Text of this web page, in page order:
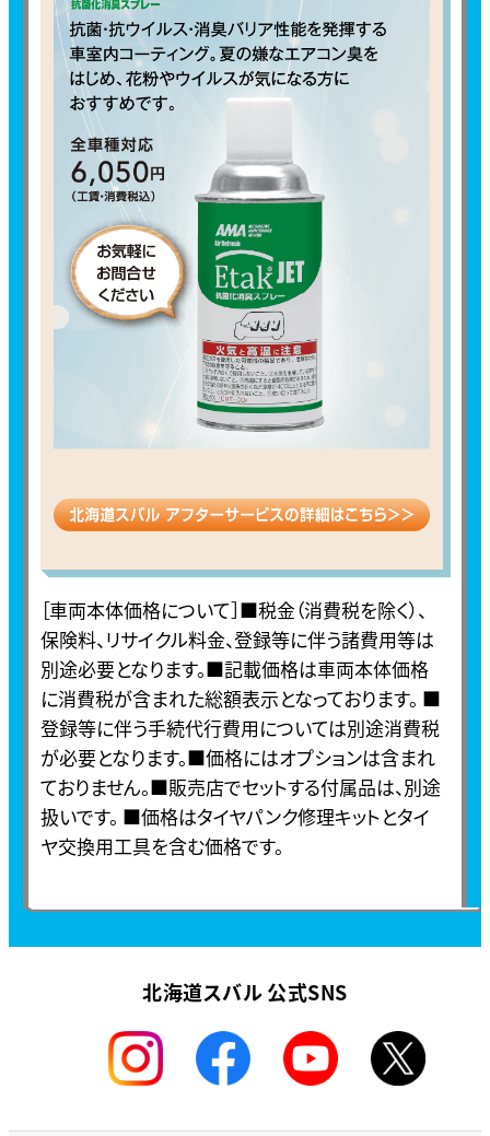
［車両本体価格について］■税金（消費税を除く）、
保険料、リサイクル料金、登録等に伴う諸費用等は
別途必要となります。■記載価格は車両本体価格
に消費税が含まれた総額表示となっております。 ■
登録等に伴う手続代行費用については別途消費税
が必要となります。■価格にはオプションは含まれ
ておりません。■販売店でセットする付属品は、別途
扱いです。 ■価格はタイヤパンク修理キットとタイ
ヤ交換用工具を含む価格です。
北海道スバル 公式SNS